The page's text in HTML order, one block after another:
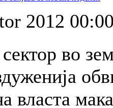
2012
во
власта